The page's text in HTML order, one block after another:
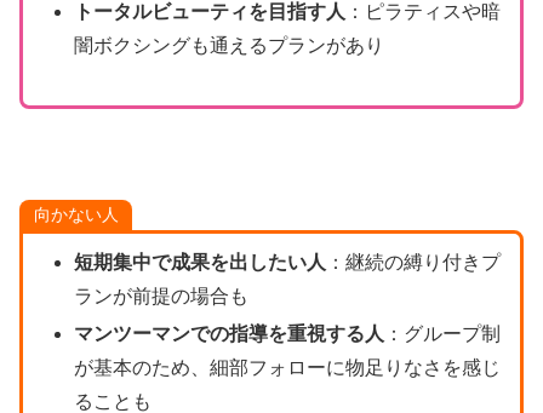
トータルビューティを目指す人 ：ピラティスや暗
闇ボクシングも通えるプランがあり
向かない人
短期集中で成果を出したい人 ：継続の縛り付きプ
ランが前提の場合も
マンツーマンでの指導を重視する人 ：グループ制
が基本のため、細部フォローに物足りなさを感じ
ることも